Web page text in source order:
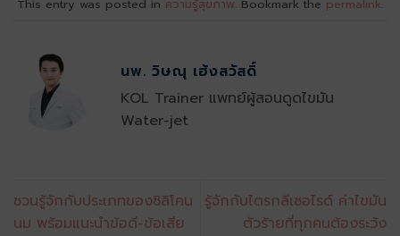
This entry was posted in ความรู้สุขภาพ. Bookmark the permalink.
นพ. วิษณุ เฮ้งสวัสดิ์
KOL Trainer แพทย์ผู้สอนดูดไขมัน
Water-jet
ชวนรู้จักกับประเภทของซิลิโคน
นม พร้อมแนะนำข้อดี-ข้อเสีย
รู้จักกับไตรกลีเซอไรด์ ค่าไขมัน
ตัวร้ายที่ทุกคนต้องระวัง